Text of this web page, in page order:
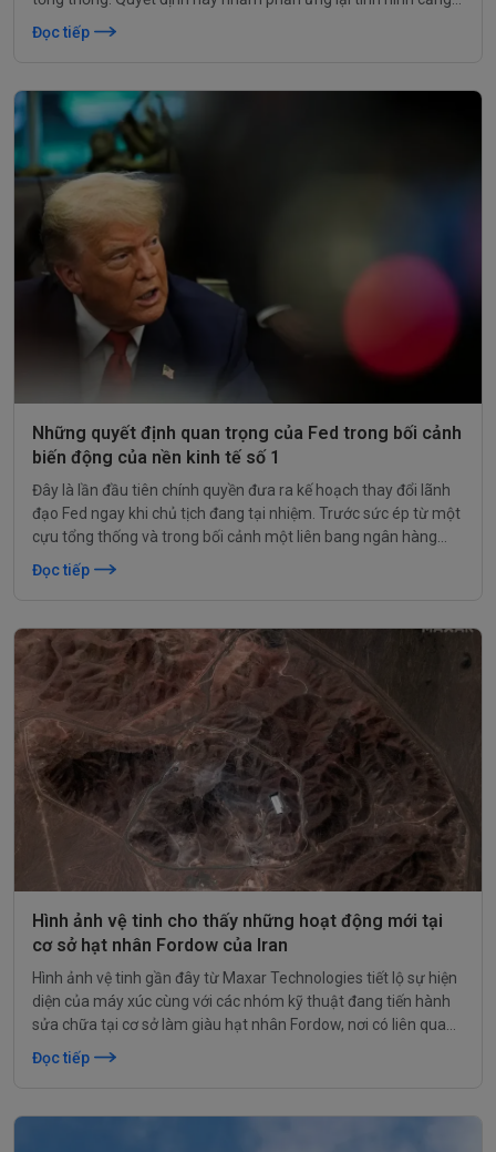
thẳng trong khu vực.
Đọc tiếp
Những quyết định quan trọng của Fed trong bối cảnh
biến động của nền kinh tế số 1
Đây là lần đầu tiên chính quyền đưa ra kế hoạch thay đổi lãnh
đạo Fed ngay khi chủ tịch đang tại nhiệm. Trước sức ép từ một
cựu tổng thống và trong bối cảnh một liên bang ngân hàng
chưa đồng thuận, các quyết định của Fed sẽ có ý nghĩa như thế
nào?
Đọc tiếp
Hình ảnh vệ tinh cho thấy những hoạt động mới tại
cơ sở hạt nhân Fordow của Iran
Hình ảnh vệ tinh gần đây từ Maxar Technologies tiết lộ sự hiện
diện của máy xúc cùng với các nhóm kỹ thuật đang tiến hành
sửa chữa tại cơ sở làm giàu hạt nhân Fordow, nơi có liên quan
đến các chương trình vũ khí hạt nhân của Iran.
Đọc tiếp